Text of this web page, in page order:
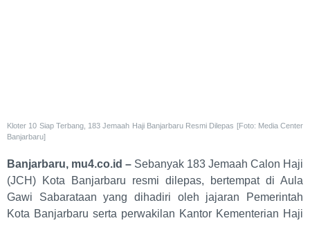
Kloter 10 Siap Terbang, 183 Jemaah Haji Banjarbaru Resmi Dilepas [Foto: Media Center
Banjarbaru]
Banjarbaru, mu4.co.id – Sebanyak 183 Jemaah Calon Haji
(JCH) Kota Banjarbaru resmi dilepas, bertempat di Aula
Gawi Sabarataan yang dihadiri oleh jajaran Pemerintah
Kota Banjarbaru serta perwakilan Kantor Kementerian Haji